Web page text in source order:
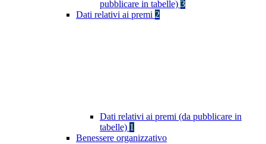
pubblicare in tabelle) 3
Dati relativi ai premi 2
Dati relativi ai premi (da pubblicare in
tabelle) 1
Benessere organizzativo